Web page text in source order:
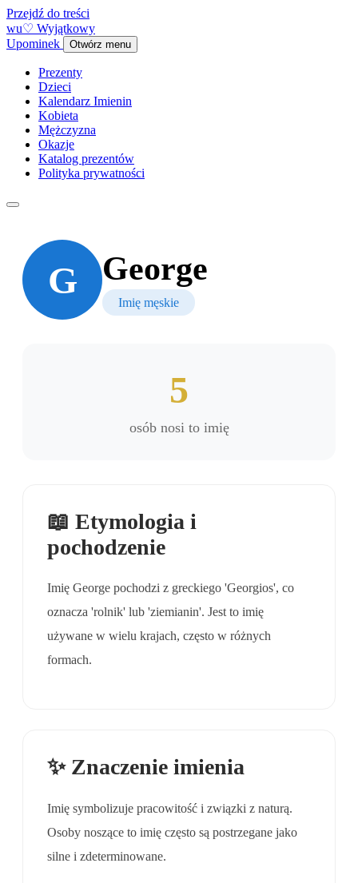
Przejdź do treści
wu♡ Wyjątkowy
Upominek
Otwórz menu
Prezenty
Dzieci
Kalendarz Imienin
Kobieta
Mężczyzna
Okazje
Katalog prezentów
Polityka prywatności
G George
Imię męskie
5
osób nosi to imię
📖 Etymologia i
pochodzenie
Imię George pochodzi z greckiego 'Georgios', co
oznacza 'rolnik' lub 'ziemianin'. Jest to imię
używane w wielu krajach, często w różnych
formach.
✨ Znaczenie imienia
Imię symbolizuje pracowitość i związki z naturą.
Osoby noszące to imię często są postrzegane jako
silne i zdeterminowane.